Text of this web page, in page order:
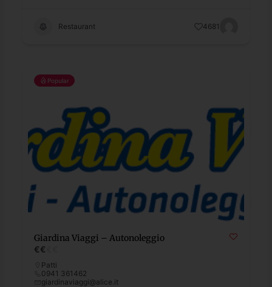
Restaurant 4681
Popular
Giardina Viaggi – Autonoleggio
€€
Patti
0941 361462
giardinaviaggi@alice.it